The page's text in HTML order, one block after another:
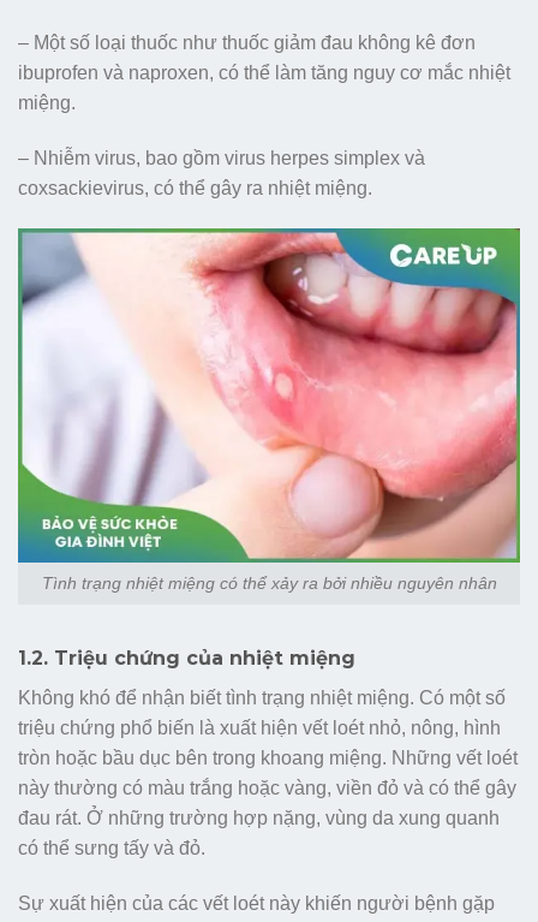
– Một số loại thuốc như thuốc giảm đau không kê đơn
ibuprofen và naproxen, có thể làm tăng nguy cơ mắc nhiệt
miệng.
– Nhiễm virus, bao gồm virus herpes simplex và
coxsackievirus, có thể gây ra nhiệt miệng.
Tình trạng nhiệt miệng có thể xảy ra bởi nhiều nguyên nhân
1.2. Triệu chứng của nhiệt miệng
Không khó để nhận biết tình trạng nhiệt miệng. Có một số
triệu chứng phổ biến là xuất hiện vết loét nhỏ, nông, hình
tròn hoặc bầu dục bên trong khoang miệng. Những vết loét
này thường có màu trắng hoặc vàng, viền đỏ và có thể gây
đau rát. Ở những trường hợp nặng, vùng da xung quanh
có thể sưng tấy và đỏ.
Sự xuất hiện của các vết loét này khiến người bệnh gặp